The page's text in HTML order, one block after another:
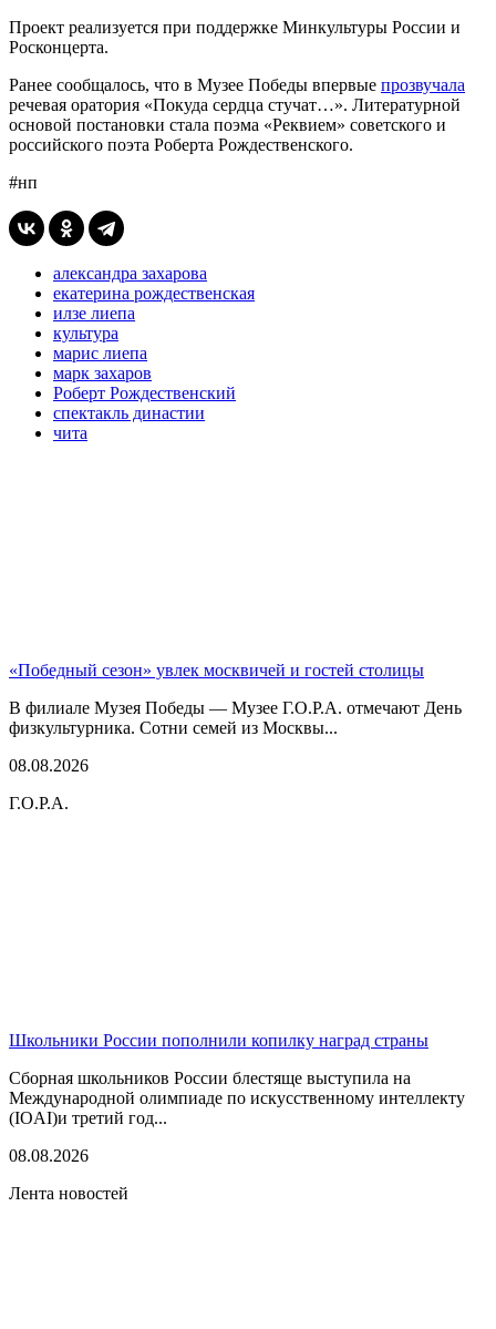
Проект реализуется при поддержке Минкультуры России и
Росконцерта.
Ранее сообщалось, что в Музее Победы впервые прозвучала
речевая оратория «Покуда сердца стучат…». Литературной
основой постановки стала поэма «Реквием» советского и
российского поэта Роберта Рождественского.
#нп
александра захарова
екатерина рождественская
илзе лиепа
культура
марис лиепа
марк захаров
Роберт Рождественский
спектакль династии
чита
«Победный сезон» увлек москвичей и гостей столицы
В филиале Музея Победы — Музее Г.О.Р.А. отмечают День
физкультурника. Сотни семей из Москвы...
08.08.2026
Г.О.Р.А.
Школьники России пополнили копилку наград страны
Сборная школьников России блестяще выступила на
Международной олимпиаде по искусственному интеллекту
(IOAI)и третий год...
08.08.2026
Лента новостей